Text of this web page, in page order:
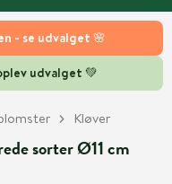
- se udvalget 🌸
udvalget 💚
Kløver
sorter Ø11 cm